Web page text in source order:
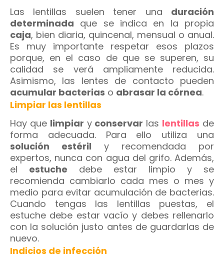
Las lentillas suelen tener una duración
determinada que se indica en la propia
caja, bien diaria, quincenal, mensual o anual.
Es muy importante respetar esos plazos
porque, en el caso de que se superen, su
calidad se verá ampliamente reducida.
Asimismo, las lentes de contacto pueden
acumular bacterias o abrasar la córnea.
Limpiar las lentillas
Hay que limpiar y conservar las lentillas de
forma adecuada. Para ello utiliza una
solución estéril y recomendada por
expertos, nunca con agua del grifo. Además,
el estuche debe estar limpio y se
recomienda cambiarlo cada mes o mes y
medio para evitar acumulación de bacterias.
Cuando tengas las lentillas puestas, el
estuche debe estar vacío y debes rellenarlo
con la solución justo antes de guardarlas de
nuevo.
Indicios de infección